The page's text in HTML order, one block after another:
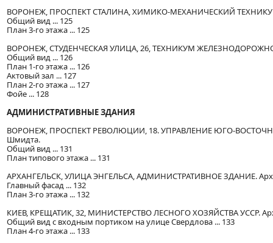
ВОРОНЕЖ, ПРОСПЕКТ СТАЛИНА, ХИМИКО-МЕХАНИЧЕСКИЙ ТЕХНИКУМ.
Общий вид ... 125
План 3-го этажа ... 125
ВОРОНЕЖ, СТУДЕНЧЕСКАЯ УЛИЦА, 26, ТЕХНИКУМ
Общий вид ... 126
План 1-го этажа ... 126
Актовый зал ... 127
План 2-го этажа ... 127
Фойе ... 128
АДМИНИСТРАТИВНЫЕ ЗДАНИЯ
ВОРОНЕЖ, ПРОСПЕКТ РЕВОЛЮЦИИ, 18. УПРАВЛЕНИЕ ЮГО-
Шмидта.
Общий вид ... 131
План типового этажа ... 131
АРХАНГЕЛЬСК, УЛИЦА ЭНГЕЛЬСА, АДМИНИСТРАТИВНОЕ ЗДАНИЕ. Арх.
Главный фасад ... 132
План 3-го этажа ... 132
КИЕВ, КРЕЩАТИК, 32, МИНИСТЕРСТВО ЛЕСНОГО ХОЗЯЙСТВА УССР.
Общий вид с входным портиком на улице Свердлова ... 133
План 4-го этажа ... 133